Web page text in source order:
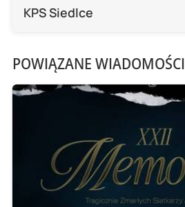
KPS Siedlce
POWIĄZANE WIADOMOŚCI